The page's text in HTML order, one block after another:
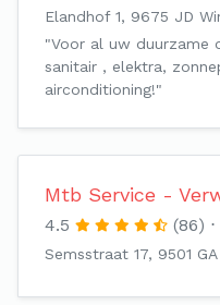
Elandhof 1, 9675 JD
"Voor al uw duurzame
sanitair , elektra,
airconditioning!"
Mtb Service -
4.5 (86)
Semsstraat 17, 9501